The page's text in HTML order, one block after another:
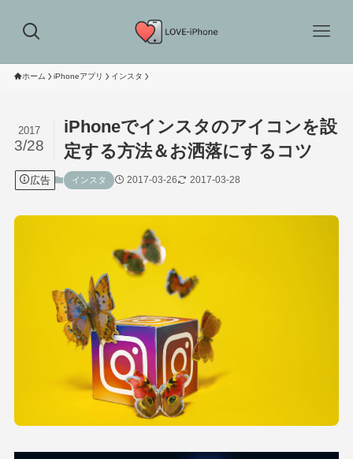
ホーム iPhoneアプリ インスタ
iPhoneでインスタのアイコンを設
定する方法＆お洒落にするコツ
2017
3/28
広告 インスタ 2017-03-26 2017-03-28